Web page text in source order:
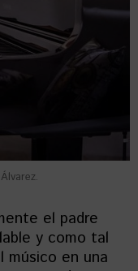
el padre
y como tal
músico en una